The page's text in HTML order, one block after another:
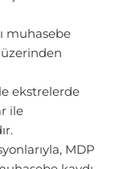
muhasebe
üzerinden
ekstrelerde
ile
MDP